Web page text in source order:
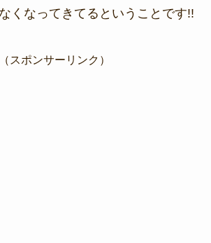
くなってきてるということです!!
（スポンサーリンク）